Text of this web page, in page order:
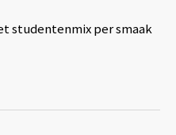
studentenmix per smaak